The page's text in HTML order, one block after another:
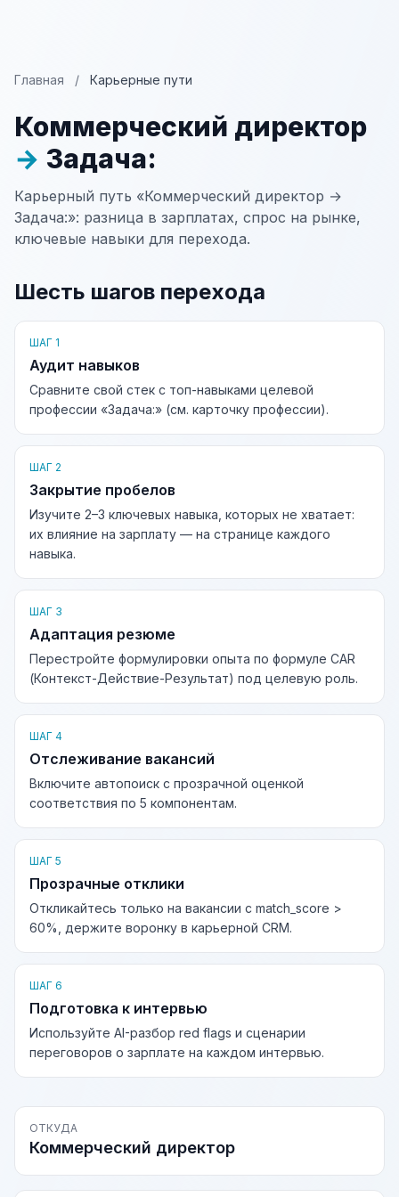
Главная / Карьерные пути
Коммерческий директор
→ Задача:
Карьерный путь «Коммерческий директор →
Задача:»: разница в зарплатах, спрос на рынке,
ключевые навыки для перехода.
Шесть шагов перехода
ШАГ 1
Аудит навыков
Сравните свой стек с топ-навыками целевой
профессии «Задача:» (см. карточку профессии).
ШАГ 2
Закрытие пробелов
Изучите 2–3 ключевых навыка, которых не хватает:
их влияние на зарплату — на странице каждого
навыка.
ШАГ 3
Адаптация резюме
Перестройте формулировки опыта по формуле CAR
(Контекст-Действие-Результат) под целевую роль.
ШАГ 4
Отслеживание вакансий
Включите автопоиск с прозрачной оценкой
соответствия по 5 компонентам.
ШАГ 5
Прозрачные отклики
Откликайтесь только на вакансии с match_score >
60%, держите воронку в карьерной CRM.
ШАГ 6
Подготовка к интервью
Используйте AI-разбор red flags и сценарии
переговоров о зарплате на каждом интервью.
ОТКУДА
Коммерческий директор